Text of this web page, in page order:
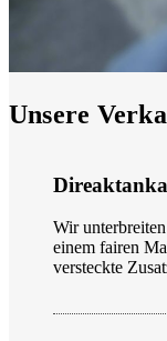
Unsere
Wir
einem fairen
versteckte